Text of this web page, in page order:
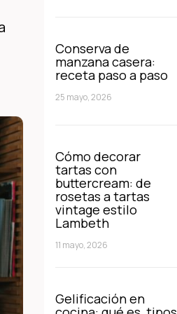
Conserva de
manzana casera:
receta paso a paso
25 mayo, 2026
Cómo decorar
tartas con
buttercream: de
rosetas a tartas
vintage estilo
Lambeth
11 mayo, 2026
Gelificación en